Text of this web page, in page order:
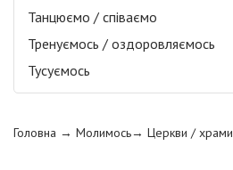
Танцюємо / співаємо
Тренуємось / оздоровляємось
Тусуємось
Головна → Молимось→ Церкви / храми